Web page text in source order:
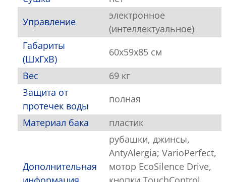
Управление
электронное
(интеллектуальное)
Габариты
(ШxГxВ)
60x59x85 см
Вес
69 кг
Защита от
протечек воды
полная
Материал бака
пластик
Дополнительная
рубашки, джинсы,
AntyAlergia; VarioPerfect,
мотор EcoSilence Drive,